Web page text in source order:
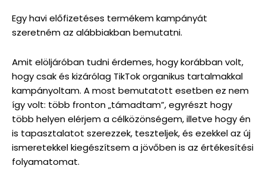
Egy havi előfizetéses termékem kampányát
szeretném az alábbiakban bemutatni.
Amit elöljáróban tudni érdemes, hogy korábban volt,
hogy csak és kizárólag TikTok organikus tartalmakkal
kampányoltam. A most bemutatott esetben ez nem
így volt: több fronton „támadtam”, egyrészt hogy
több helyen elérjem a célközönségem, illetve hogy én
is tapasztalatot szerezzek, teszteljek, és ezekkel az új
ismeretekkel kiegészítsem a jövőben is az értékesítési
folyamatomat.